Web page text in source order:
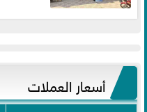
أسعار العملات